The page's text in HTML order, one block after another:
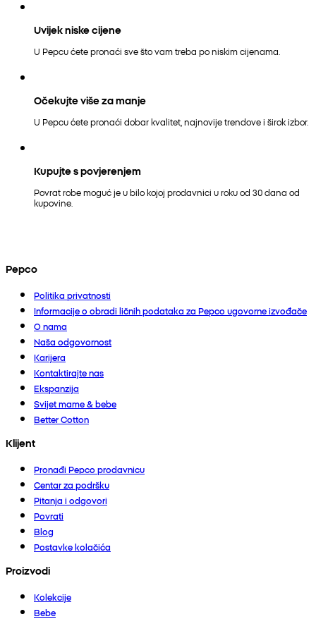
Uvijek niske cijene
U Pepcu ćete pronaći sve što vam treba po niskim cijenama.
Očekujte više za manje
U Pepcu ćete pronaći dobar kvalitet, najnovije trendove i širok izbor.
Kupujte s povjerenjem
Povrat robe moguć je u bilo kojoj prodavnici u roku od 30 dana od
kupovine.
Pepco
Politika privatnosti
Informacije o obradi ličnih podataka za Pepco ugovorne izvođače
O nama
Naša odgovornost
Karijera
Kontaktirajte nas
Ekspanzija
Svijet mame & bebe
Better Cotton
Klijent
Pronađi Pepco prodavnicu
Centar za podršku
Pitanja i odgovori
Povrati
Blog
Postavke kolačića
Proizvodi
Kolekcije
Bebe